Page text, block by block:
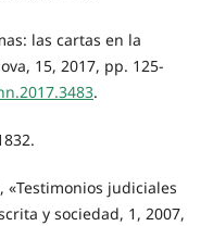
las cartas en la
15, 2017, pp. 125-
.
«Testimonios judiciales
y sociedad, 1, 2007,